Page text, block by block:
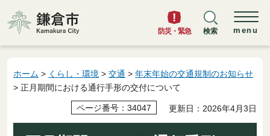
鎌倉市
防災・緊急 検索 menu
ホーム > くらし・環境 > 交通 > 年末年始の交通規制のお知らせ
> 正月期間における通行手形の交付について
ページ番号：34047 更新日：2026年4月3日